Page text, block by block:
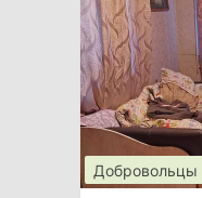
Добровольцы